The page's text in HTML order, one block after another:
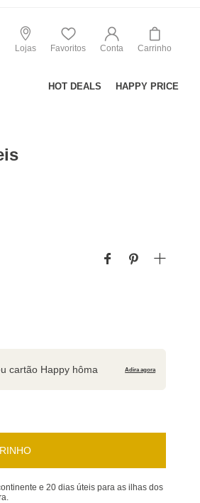
Lojas Favoritos Conta Carrinho
HOT DEALS HAPPY PRICE
cartão Happy hôma Adira agora
e 20 dias úteis para as ilhas dos